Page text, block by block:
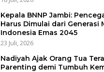
Kepala BNNP Jambi:
Harus Dimulai dari Generasi
Indonesia Emas 2045
23 Juli, 2026
Nadiyah Ajak Orang Tua
Parenting demi Tumbuh